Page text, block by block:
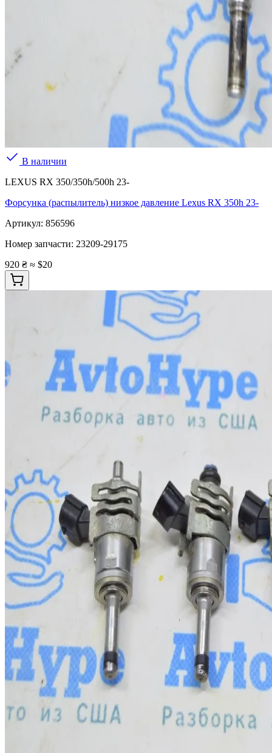
В наличии
LEXUS RX 350/350h/500h 23-
Форсунка (распылитель) низкое давление Lexus RX 350h 23-
Артикул: 856596
Номер запчасти: 23209-29175
920 ₴ ≈ $20